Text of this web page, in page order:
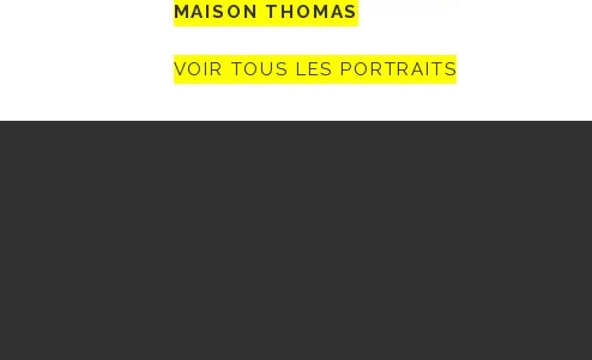
MAISON THOMAS
VOIR TOUS LES PORTRAITS